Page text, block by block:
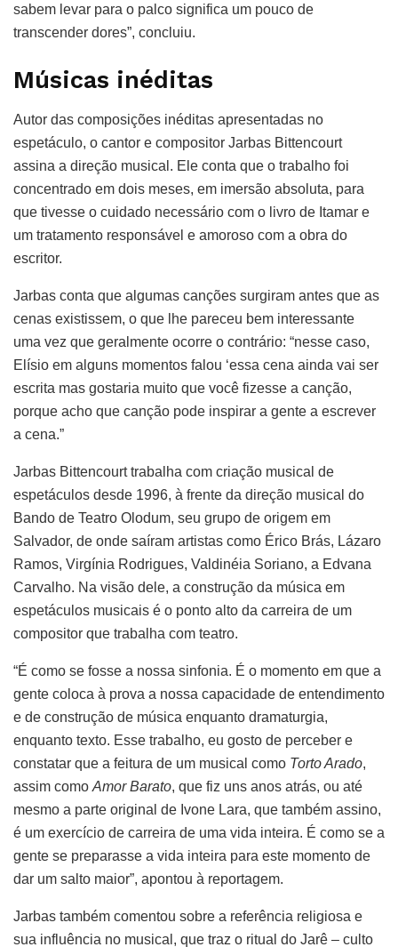
sabem levar para o palco significa um pouco de
transcender dores”, concluiu.
Músicas inéditas
Autor das composições inéditas apresentadas no
espetáculo, o cantor e compositor Jarbas Bittencourt
assina a direção musical. Ele conta que o trabalho foi
concentrado em dois meses, em imersão absoluta, para
que tivesse o cuidado necessário com o livro de Itamar e
um tratamento responsável e amoroso com a obra do
escritor.
Jarbas conta que algumas canções surgiram antes que as
cenas existissem, o que lhe pareceu bem interessante
uma vez que geralmente ocorre o contrário: “nesse caso,
Elísio em alguns momentos falou ‘essa cena ainda vai ser
escrita mas gostaria muito que você fizesse a canção,
porque acho que canção pode inspirar a gente a escrever
a cena.”
Jarbas Bittencourt trabalha com criação musical de
espetáculos desde 1996, à frente da direção musical do
Bando de Teatro Olodum, seu grupo de origem em
Salvador, de onde saíram artistas como Érico Brás, Lázaro
Ramos, Virgínia Rodrigues, Valdinéia Soriano, a Edvana
Carvalho. Na visão dele, a construção da música em
espetáculos musicais é o ponto alto da carreira de um
compositor que trabalha com teatro.
“É como se fosse a nossa sinfonia. É o momento em que a
gente coloca à prova a nossa capacidade de entendimento
e de construção de música enquanto dramaturgia,
enquanto texto. Esse trabalho, eu gosto de perceber e
constatar que a feitura de um musical como Torto Arado,
assim como Amor Barato, que fiz uns anos atrás, ou até
mesmo a parte original de Ivone Lara, que também assino,
é um exercício de carreira de uma vida inteira. É como se a
gente se preparasse a vida inteira para este momento de
dar um salto maior”, apontou à reportagem.
Jarbas também comentou sobre a referência religiosa e
sua influência no musical, que traz o ritual do Jarê – culto